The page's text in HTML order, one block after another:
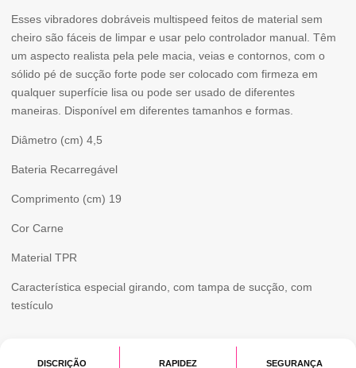
REAL
STUFF
7,5
INCH
Esses vibradores dobráveis ​​multispeed feitos de material sem
cheiro são fáceis de limpar e usar pelo controlador manual. Têm
um aspecto realista pela pele macia, veias e contornos, com o
sólido pé de sucção forte pode ser colocado com firmeza em
qualquer superfície lisa ou pode ser usado de diferentes
maneiras. Disponível em diferentes tamanhos e formas.
Diâmetro (cm) 4,5
Bateria Recarregável
Comprimento (cm) 19
Cor Carne
Material TPR
Característica especial girando, com tampa de sucção, com
testículo
DISCRIÇÃO RAPIDEZ SEGURANÇA